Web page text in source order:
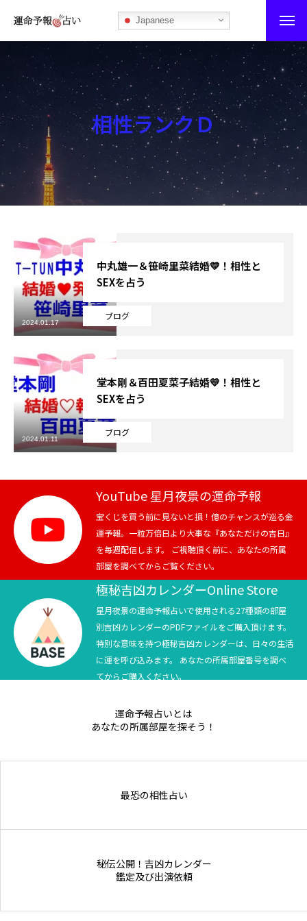
Japanese
運命予報占い
運命予報占いとは
あなたの所属部屋を探そう！
最恐の相性占い
秘伝公開！吉凶カレンダー
ブログ
お知らせ
芸能界
テニス
スポーツ
競馬
テニス四大大会・五輪
テニス四大大会・五輪
鑑定及び出演依頼
YouTube
Online Store
相性ランクＤ
ブログ
中丸雄一＆笹崎里菜結婚💛！相性と
SEXを占う
2024.01.17
ブログ
堂本剛＆百田夏菜子結婚💛！相性と
SEXを占う
2024.01.11
YouTube 星月夜景の運命予報
宝くじを買う前に見ないと損！億のチャンスが巡る金
運予報。一粒万倍日より大事な『あなただけの吉日』
を毎週配信します。 ご視聴頂く前に、あなたの所属
部屋を調べてからご覧ください。
極秘吉凶カレンダーOnline Store
星月夜景の運命予報占いで使用される27種類の部屋
別吉凶カレンダーのPDFファイルをご購入頂けます。
特別な意味を持つ極秘吉凶カレンダーは、日々の生活
に運を呼び込みます。 あなたの所属部屋番号を調べ
てからご購入ください。
運命予報占いとは
あなたの所属部屋を探そう！
最恐の相性占い
秘伝公開！吉凶カレンダー
鑑定及び出演依頼